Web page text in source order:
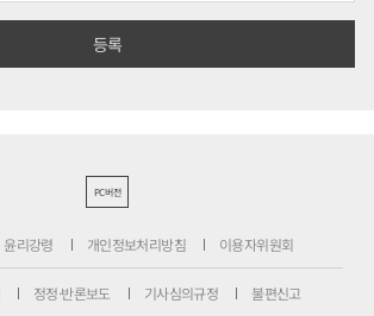
PC버전
윤리강령 개인정보처리방침 이용자위원회
정정·반론보도 기사심의규정 불편신고